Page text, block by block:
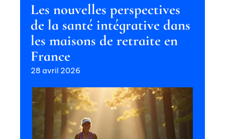
Les nouvelles perspectives
de la santé intégrative dans
les maisons de retraite en
France
28 avril 2026